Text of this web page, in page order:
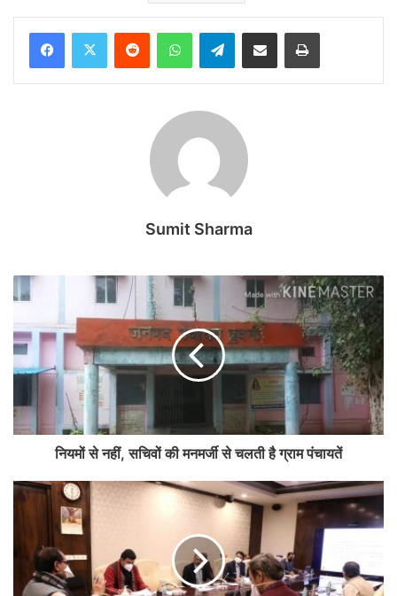
Telegram
Sumit Sharma
नियमों से नहीं, सचिवों की मनमर्जी से चलती है ग्राम पंचायतें